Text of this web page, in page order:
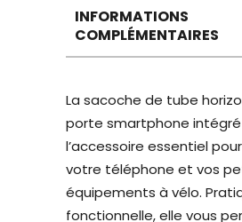
INFORMATIONS
COMPLÉMENTAIRES
La sacoche de tube
porte smartphone
l’accessoire essentiel
votre téléphone et vos
équipements à vélo.
fonctionnelle, elle vous